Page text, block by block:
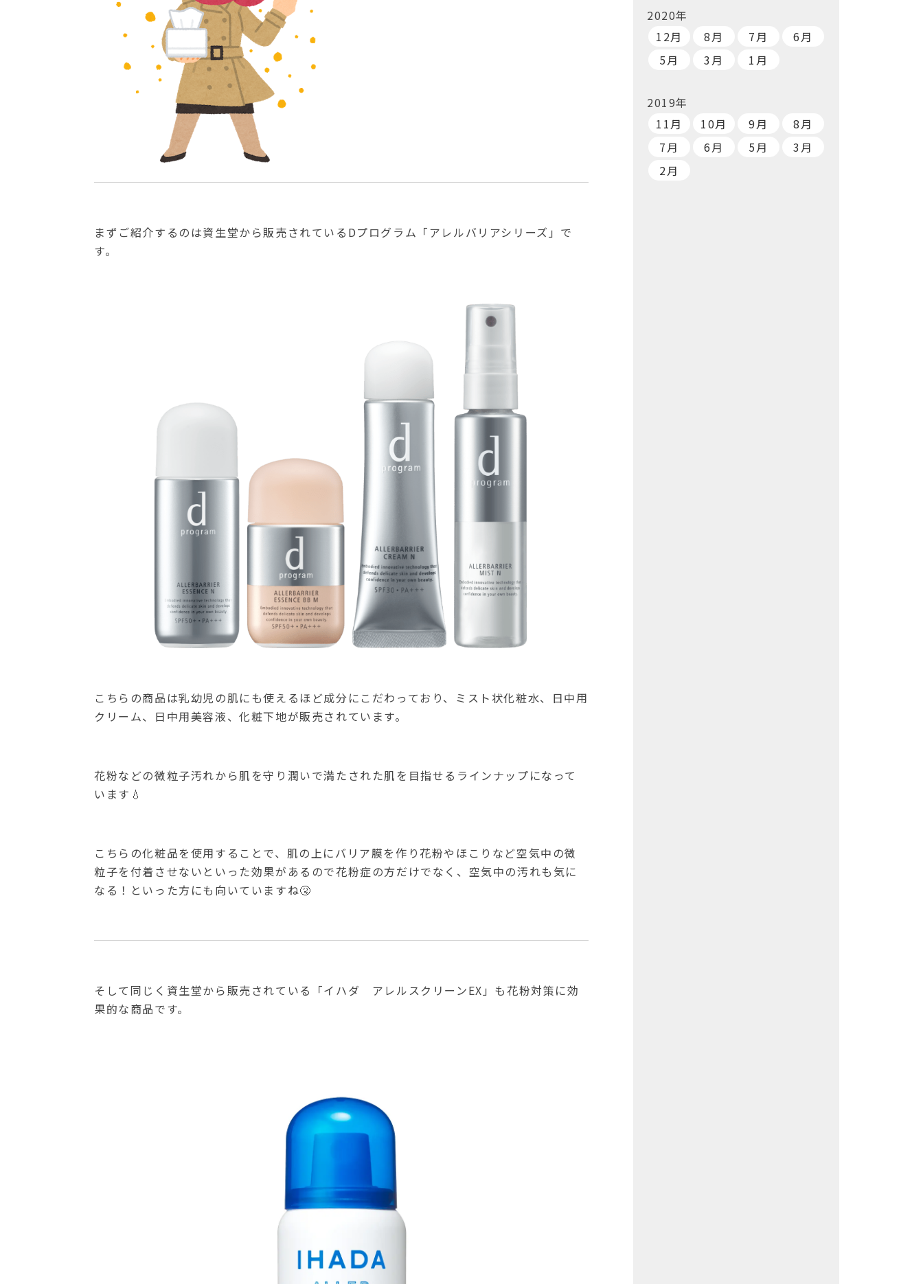
まずご紹介するのは資生堂から販売されているDプログラム「アレルバリアシリーズ」で
す。
こちらの商品は乳幼児の肌にも使えるほど成分にこだわっており、ミスト状化粧水、日中用
クリーム、日中用美容液、化粧下地が販売されています。
花粉などの微粒子汚れから肌を守り潤いで満たされた肌を目指せるラインナップになって
います💧
こちらの化粧品を使用することで、肌の上にバリア膜を作り花粉やほこりなど空気中の微
粒子を付着させないといった効果があるので花粉症の方だけでなく、空気中の汚れも気に
なる！といった方にも向いていますね🤧
そして同じく資生堂から販売されている「イハダ アレルスクリーンEX」も花粉対策に効
果的な商品です。
2020年
12月
8月 7月
6月
5月
3月 1月
2019年
11月
10月 9月
8月
7月
6月 5月
3月
2月